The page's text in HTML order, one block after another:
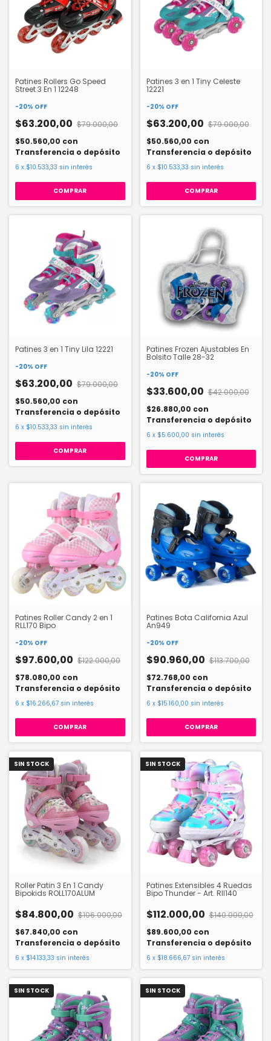
Patines Rollers Go Speed
Street 3 En 1 12248
-20% OFF
$63.200,00 $79.000,00
$50.560,00 con
Transferencia o depósito
6 x $10.533,33 sin interés
COMPRAR
Patines 3 en 1 Tiny Celeste
12221
-20% OFF
$63.200,00 $79.000,00
$50.560,00 con
Transferencia o depósito
6 x $10.533,33 sin interés
COMPRAR
Patines 3 en 1 Tiny Lila 12221
-20% OFF
$63.200,00 $79.000,00
$50.560,00 con
Transferencia o depósito
6 x $10.533,33 sin interés
COMPRAR
Patines Frozen Ajustables En
Bolsito Talle 28-32
-20% OFF
$33.600,00 $42.000,00
$26.880,00 con
Transferencia o depósito
6 x $5.600,00 sin interés
Patines Roller Candy 2 en 1
RLL170 Bipo
-20% OFF
$97.600,00 $122.000,00
$78.080,00 con
Transferencia o depósito
6 x $16.266,67 sin interés
COMPRAR
Patines Bota California Azul
An949
-20% OFF
$90.960,00 $113.700,00
$72.768,00 con
Transferencia o depósito
6 x $15.160,00 sin interés
COMPRAR
SIN STOCK
Roller Patin 3 En 1 Candy
Bipokids ROLL170ALUM
$84.800,00 $106.000,00
$67.840,00 con
Transferencia o depósito
6 x $14.133,33 sin interés
SIN STOCK
Patines Extensibles 4 Ruedas
Bipo Thunder - Art. Rll140
$112.000,00 $140.000,00
$89.600,00 con
Transferencia o depósito
6 x $18.666,67 sin interés
SIN STOCK SIN STOCK